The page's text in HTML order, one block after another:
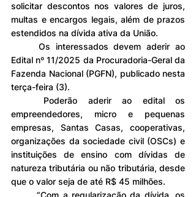
solicitar descontos nos valores de juros,
multas e encargos legais, além de prazos
estendidos na dívida ativa da União.
Edital nº 11/2025 da Procuradoria-Geral da
Fazenda Nacional (PGFN), publicado nesta
terça-feira (3).
empreendedores, micro e pequenas
empresas, Santas Casas, cooperativas,
organizações da sociedade civil (OSCs) e
instituições de ensino com dívidas de
natureza tributária ou não tributária, desde
que o valor seja de até R$ 45 milhões.